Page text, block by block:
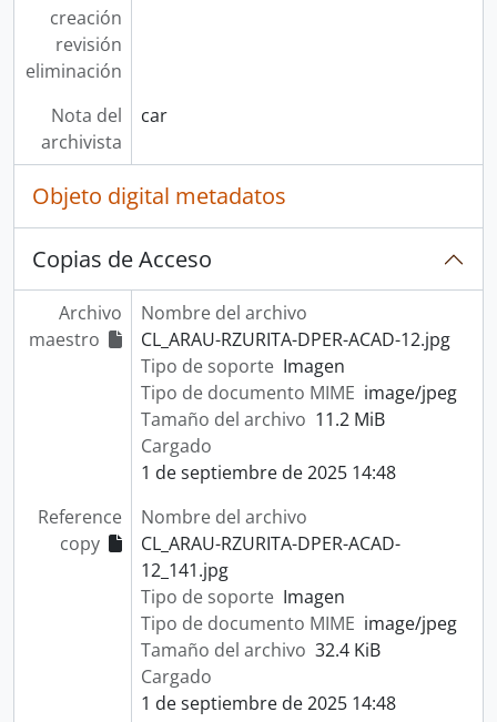
creación
revisión
eliminación
Nota del
archivista
car
Objeto digital metadatos
Copias de Acceso
Archivo
maestro
Nombre del archivo
CL_ARAU-RZURITA-DPER-ACAD-12.jpg
Tipo de soporte Imagen
Tipo de documento MIME image/jpeg
Tamaño del archivo 11.2 MiB
Cargado
1 de septiembre de 2025 14:48
Reference
copy
Nombre del archivo
CL_ARAU-RZURITA-DPER-ACAD-
12_141.jpg
Tipo de soporte Imagen
Tipo de documento MIME image/jpeg
Tamaño del archivo 32.4 KiB
Cargado
1 de septiembre de 2025 14:48